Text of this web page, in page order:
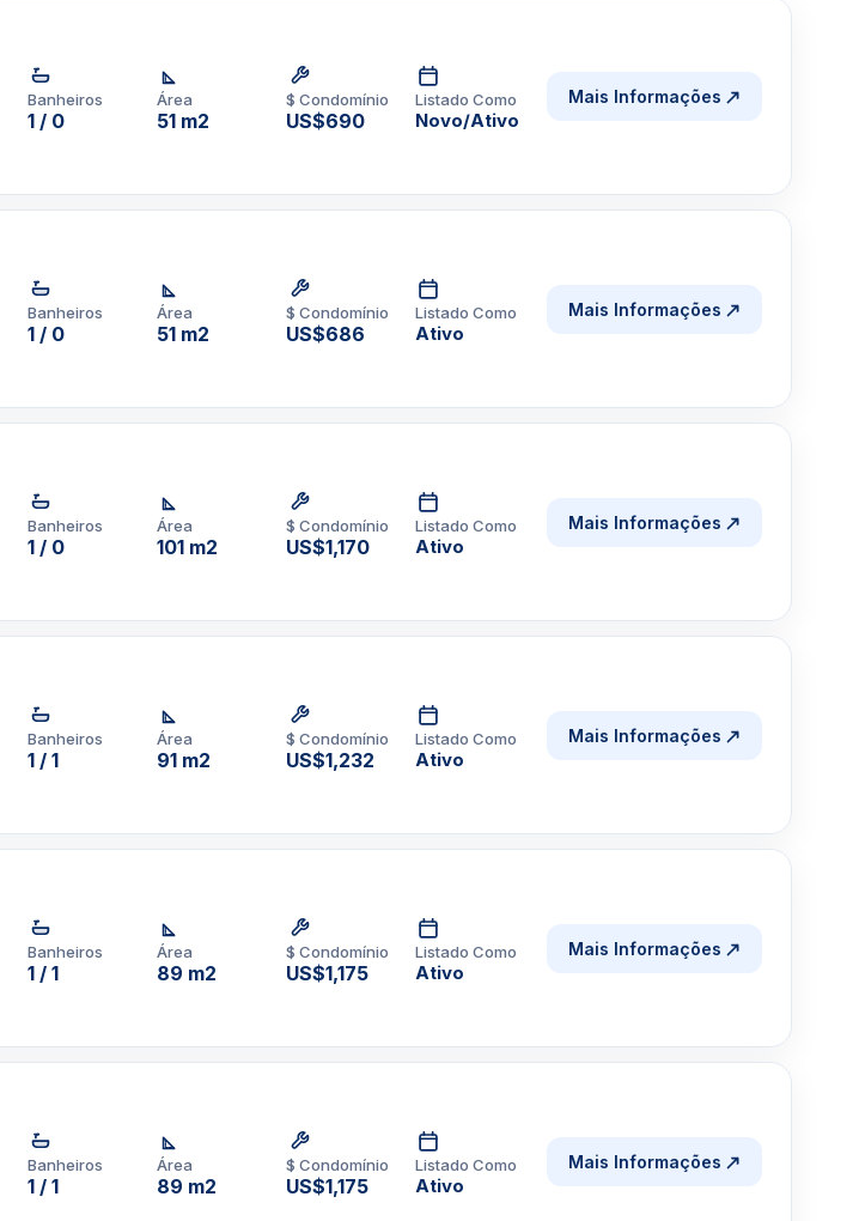
Banheiros
1 / 0
Área
51 m2
$ Condomínio
US$690
Listado Como
Novo/Ativo
Mais Informações
Banheiros
1 / 0
Área
51 m2
$ Condomínio
US$686
Listado Como
Ativo
Mais Informações
Banheiros
1 / 0
Área
101 m2
$ Condomínio
US$1,170
Listado Como
Ativo
Mais Informações
Banheiros
1 / 1
Área
91 m2
$ Condomínio
US$1,232
Listado Como
Ativo
Mais Informações
Banheiros
1 / 1
Área
89 m2
$ Condomínio
US$1,175
Listado Como
Ativo
Mais Informações
Banheiros
1 / 1
Área
89 m2
$ Condomínio
US$1,175
Listado Como
Ativo
Mais Informações